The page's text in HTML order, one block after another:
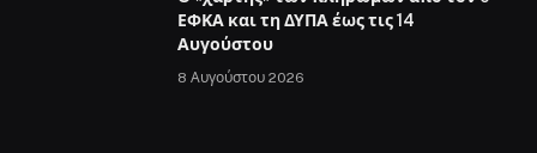
ΕΦΚΑ και τη ΔΥΠΑ έως τις 14
Αυγούστου
8 Αυγούστου 2026